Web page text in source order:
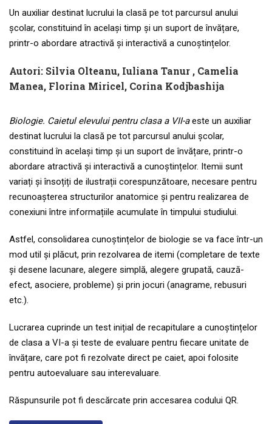
Un auxiliar destinat lucrului la clasă pe tot parcursul anului
școlar, constituind în același timp și un suport de învățare,
printr-o abordare atractivă și interactivă a cunoștințelor.
Autori: Silvia Olteanu, Iuliana Tanur , Camelia
Manea, Florina Miricel, Corina Kodjbashija
Biologie. Caietul elevului pentru clasa a VII-aeste un auxiliar
destinat lucrului la clasă pe tot parcursul anului școlar,
constituind în același timp și un suport de învățare, printr-o
abordare atractivă și interactivă a cunoștințelor. Itemii sunt
variați și însoțiți de ilustrații corespunzătoare, necesare pentru
recunoașterea structurilor anatomice și pentru realizarea de
conexiuni între informațiile acumulate în timpului studiului.
Astfel, consolidarea cunoștințelor de biologie se va face într-un
mod util și plăcut, prin rezolvarea de itemi (completare de texte
și desene lacunare, alegere simplă, alegere grupată, cauză-
efect, asociere, probleme) și prin jocuri (anagrame, rebusuri
etc.).
Lucrarea cuprinde un test inițial de recapitulare a cunoștințelor
de clasa a VI-a și teste de evaluare pentru fiecare unitate de
învățare, care pot fi rezolvate direct pe caiet, apoi folosite
pentru autoevaluare sau interevaluare.
Răspunsurile pot fi descărcate prin accesarea codului QR.